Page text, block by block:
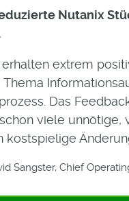
Nutanix
erhalten extrem
Thema
Das
viele unnötige,
kostspielige
Sangster, Chief